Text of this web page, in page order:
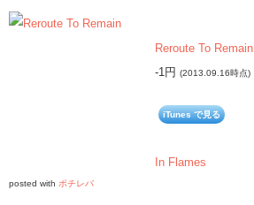
Reroute To Remain
-1円 (2013.09.16時点)
iTunes で見る
In Flames
posted with ポチレバ